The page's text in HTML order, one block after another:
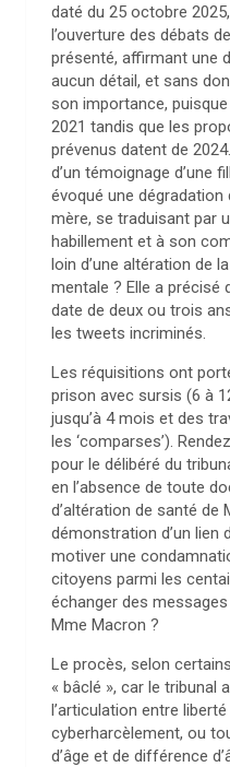
daté du 25 octobre
l’ouverture des débats
présenté, affirmant une
aucun détail, et sans
son importance,
2021 tandis que les
prévenus datent de
d’un témoignage d’une
évoqué une
mère, se traduisant par
habillement et à son
loin d’une altération de
mentale ? Elle a précisé
date de deux ou trois
les tweets incriminés.
Les réquisitions ont
prison avec sursis (6 à
jusqu’à 4 mois et des
les ‘comparses’).
pour le délibéré du
en l’absence de toute
d’altération de santé de
démonstration d’un
motiver une
citoyens parmi les
échanger des
Mme Macron ?
Le procès, selon
« bâclé », car le
l’articulation entre
cyberharcèlement, ou
d’âge et de différence